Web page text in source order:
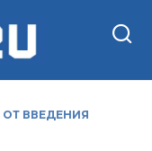
ВВЕДЕНИЯ